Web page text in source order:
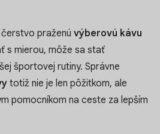
praženú výberovú kávu
s mierou, môže sa stať
športovej rutiny. Správne
totiž nie je len pôžitkom, ale
pomocníkom na ceste za lepším